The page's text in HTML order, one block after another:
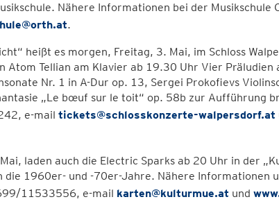
Nähere Informationen bei der
.
heißt es morgen, Freitag, 3. Mai, im Schloss
Atom Tellian am Klavier ab 19.30 Uhr Vier Präludien
Nr. 1 in A-Dur op. 13, Sergei Prokofievs
„Le bœuf sur le toit“ op. 58b zur Aufführung
e-mail tickets@schlosskonzerte-walpersdorf.at
laden auch die Electric Sparks ab 20 Uhr in der
die 1960er- und -70er-Jahre. Nähere Informationen
11533556, e-mail karten@kulturmue.at und